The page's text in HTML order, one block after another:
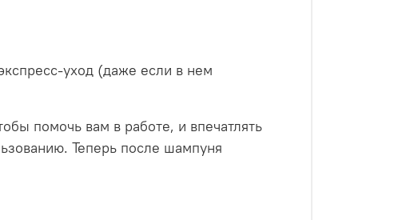
уход (даже если в нем
помочь вам в работе, и впечатлять
Теперь после шампуня